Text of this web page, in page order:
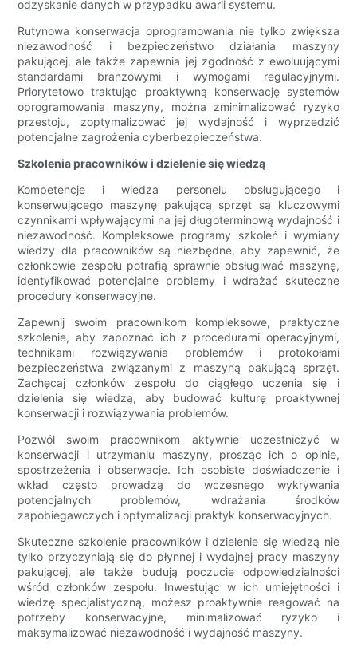
odzyskanie danych w przypadku awarii systemu.
Rutynowa konserwacja oprogramowania nie tylko zwiększa
niezawodność i bezpieczeństwo działania maszyny
pakującej, ale także zapewnia jej zgodność z ewoluującymi
standardami branżowymi i wymogami regulacyjnymi.
Priorytetowo traktując proaktywną konserwację systemów
oprogramowania maszyny, można zminimalizować ryzyko
przestoju, zoptymalizować jej wydajność i wyprzedzić
potencjalne zagrożenia cyberbezpieczeństwa.
Szkolenia pracowników i dzielenie się wiedzą
Kompetencje i wiedza personelu obsługującego i
konserwującego maszynę pakującą sprzęt są kluczowymi
czynnikami wpływającymi na jej długoterminową wydajność i
niezawodność. Kompleksowe programy szkoleń i wymiany
wiedzy dla pracowników są niezbędne, aby zapewnić, że
członkowie zespołu potrafią sprawnie obsługiwać maszynę,
identyfikować potencjalne problemy i wdrażać skuteczne
procedury konserwacyjne.
Zapewnij swoim pracownikom kompleksowe, praktyczne
szkolenie, aby zapoznać ich z procedurami operacyjnymi,
technikami rozwiązywania problemów i protokołami
bezpieczeństwa związanymi z maszyną pakującą sprzęt.
Zachęcaj członków zespołu do ciągłego uczenia się i
dzielenia się wiedzą, aby budować kulturę proaktywnej
konserwacji i rozwiązywania problemów.
Pozwól swoim pracownikom aktywnie uczestniczyć w
konserwacji i utrzymaniu maszyny, prosząc ich o opinie,
spostrzeżenia i obserwacje. Ich osobiste doświadczenie i
wkład często prowadzą do wczesnego wykrywania
potencjalnych problemów, wdrażania środków
zapobiegawczych i optymalizacji praktyk konserwacyjnych.
Skuteczne szkolenie pracowników i dzielenie się wiedzą nie
tylko przyczyniają się do płynnej i wydajnej pracy maszyny
pakującej, ale także budują poczucie odpowiedzialności
wśród członków zespołu. Inwestując w ich umiejętności i
wiedzę specjalistyczną, możesz proaktywnie reagować na
potrzeby konserwacyjne, minimalizować ryzyko i
maksymalizować niezawodność i wydajność maszyny.